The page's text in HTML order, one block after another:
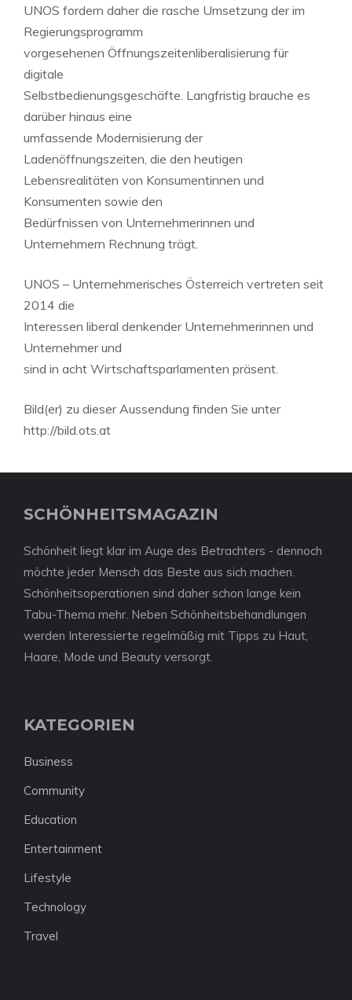
UNOS fordern daher die rasche Umsetzung der im
Regierungsprogramm
vorgesehenen Öffnungszeitenliberalisierung für
digitale
Selbstbedienungsgeschäfte. Langfristig brauche es
darüber hinaus eine
umfassende Modernisierung der
Ladenöffnungszeiten, die den heutigen
Lebensrealitäten von Konsumentinnen und
Konsumenten sowie den
Bedürfnissen von Unternehmerinnen und
Unternehmern Rechnung trägt.
UNOS – Unternehmerisches Österreich vertreten seit
2014 die
Interessen liberal denkender Unternehmerinnen und
Unternehmer und
sind in acht Wirtschaftsparlamenten präsent.
Bild(er) zu dieser Aussendung finden Sie unter
http://bild.ots.at
SCHÖNHEITSMAGAZIN
Schönheit liegt klar im Auge des Betrachters - dennoch
möchte jeder Mensch das Beste aus sich machen.
Schönheitsoperationen sind daher schon lange kein
Tabu-Thema mehr. Neben Schönheitsbehandlungen
werden Interessierte regelmäßig mit Tipps zu Haut,
Haare, Mode und Beauty versorgt.
KATEGORIEN
Business
Community
Education
Entertainment
Lifestyle
Technology
Travel